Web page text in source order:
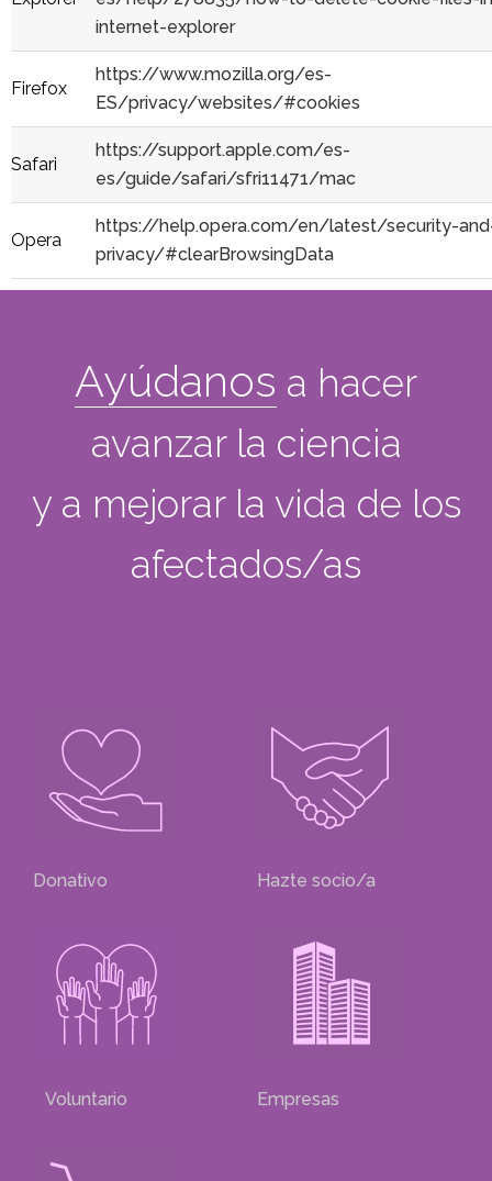
internet-explorer
Firefox
https://www.mozilla.org/es-
ES/privacy/websites/#cookies
Safari
https://support.apple.com/es-
es/guide/safari/sfri11471/mac
Opera
https://help.opera.com/en/latest/security-
privacy/#clearBrowsingData
Ayúdanos a hacer
avanzar la ciencia
y a mejorar la vida de los
afectados/as
Donativo Hazte socio/a
Voluntario Empresas